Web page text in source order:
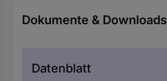
Dokumente & Downloads
Datenblatt